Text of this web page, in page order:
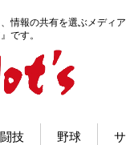
情報の共有を選ぶメディア
です。
技 野球